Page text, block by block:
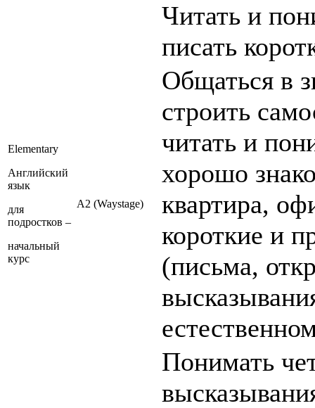
Читать и
писать
Elementary
Английский
язык
для
подростков –
начальный
курс
А2 (Waystage)
Общаться в
строить
читать и
хорошо
квартира,
короткие и
(письма,
Понимать